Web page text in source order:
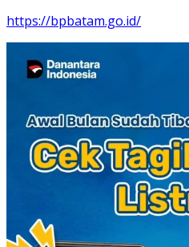
https://bpbatam.go.id/